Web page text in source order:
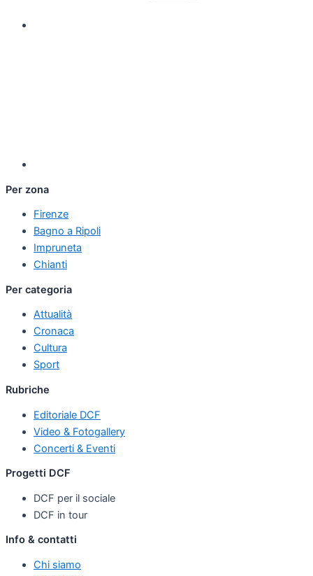
Per zona
Firenze
Bagno a Ripoli
Impruneta
Chianti
Per categoria
Attualità
Cronaca
Cultura
Sport
Rubriche
Editoriale DCF
Video & Fotogallery
Concerti & Eventi
Progetti DCF
DCF per il sociale
DCF in tour
Info & contatti
Chi siamo